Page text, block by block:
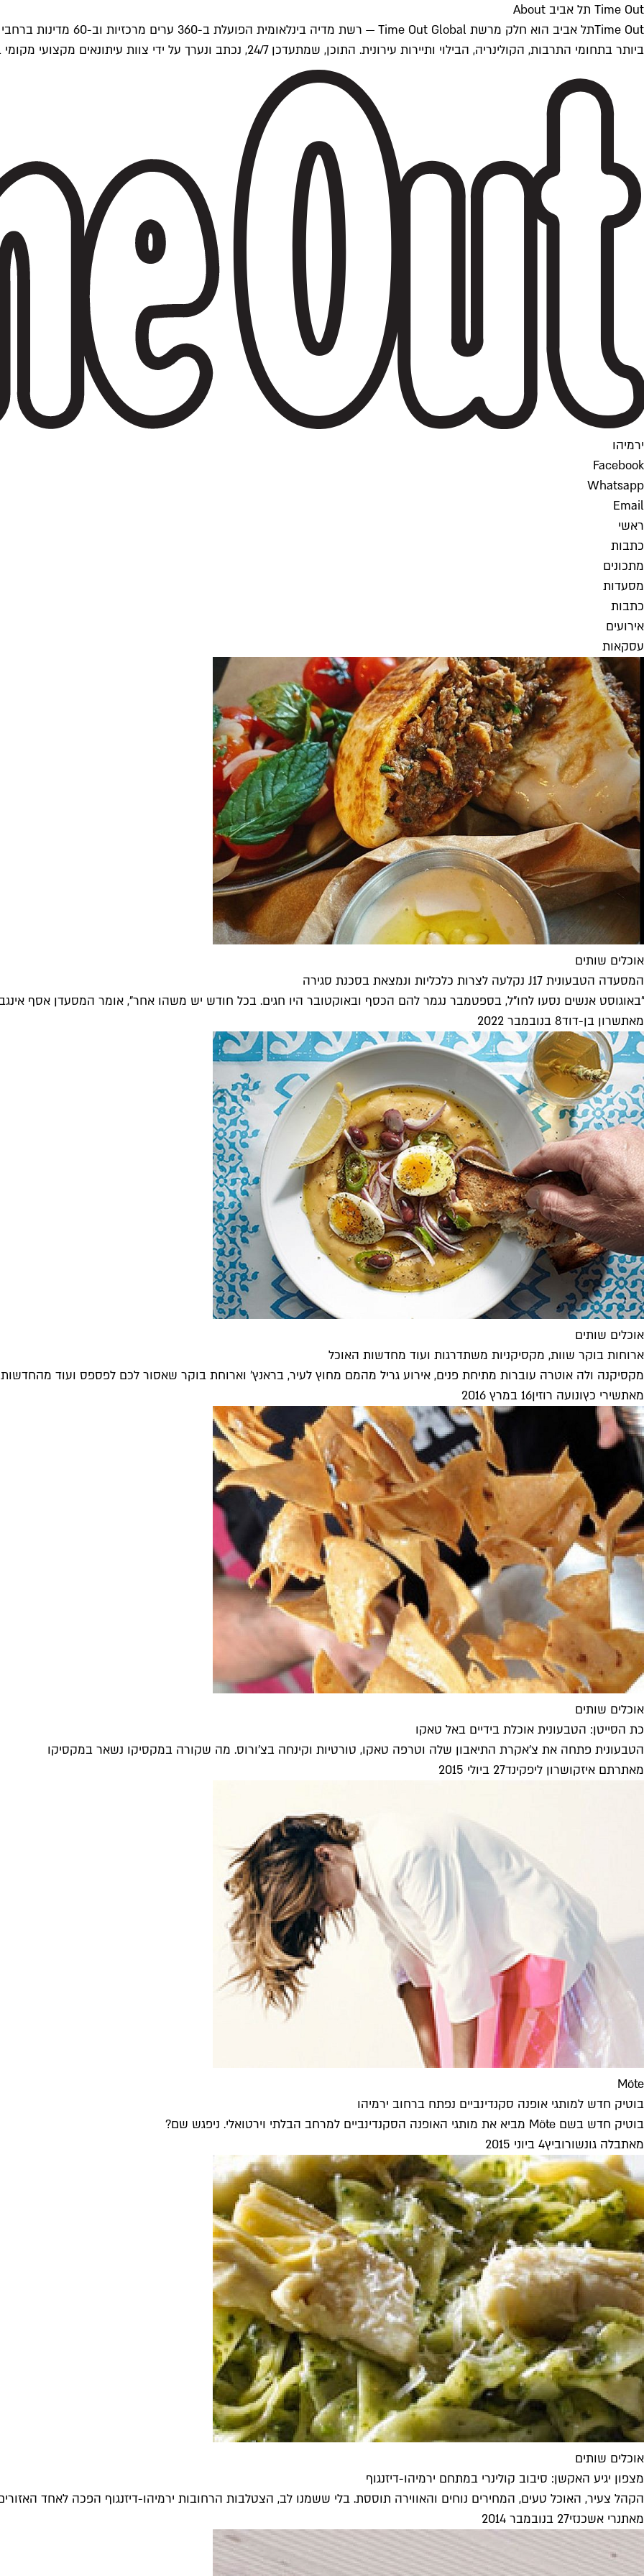
Time Out תל אביב About
ביותר בתחומי התרבות, הקולינריה, הבילוי ותיירות עירונית. התוכן, שמתעדכן 24/7, נכתב ונערך על ידי צוות עיתונאים מקצועי מקומי בישראל, בהתאם לסטנדרטים של Time Out העולמית.
ירמיהו
Facebook
Whatsapp
Email
ראשי
כתבות
מתכונים
מסעדות
כתבות
אירועים
עסקאות
אוכלים שותים
המסעדה הטבעונית J17 נקלעה לצרות כלכליות ונמצאת בסכנת סגירה
"באוגוסט אנשים נסעו לחו"ל, בספטמבר נגמר להם הכסף ובאוקטובר היו חגים. בכל חודש יש משהו אחר", אומר המסעדן אסף
מאתשרון בן-דוד8 בנובמבר 2022
אוכלים שותים
ארוחות בוקר שוות, מקסיקניות משתדרגות ועוד מחדשות האוכל
מקסיקנה ולה אוטרה עוברות מתיחת פנים, אירוע גריל מהמם מחוץ לעיר, בראנץ' וארוחת בוקר שאסור לכם לפספס ועוד
מאתשירי כץונועה רוזין16 במרץ 2016
אוכלים שותים
כת הסייטן: הטבעונית אוכלת בידיים באל טאקו
הטבעונית פתחה את צ'אקרת התיאבון שלה וטרפה טאקו, טורטיות וקינחה בצ'ורוס. מה שקורה במקסיקו נשאר במקסיקו
מאתרתם איזקושרון ליפקינד27 ביולי 2015
Möte
בוטיק חדש למותגי אופנה סקנדינביים נפתח ברחוב ירמיהו
בוטיק חדש בשם Möte מביא את מותגי האופנה הסקנדינביים למרחב הבלתי וירטואלי. ניפגש שם?
מאתבלה גונשורוביץ4 ביוני 2015
אוכלים שותים
מצפון יגיע האקשן: סיבוב קולינרי במתחם ירמיהו-דיזנגוף
הקהל צעיר, האוכל טעים, המחירים נוחים והאווירה תוססת. בלי ששמנו לב, הצטלבות הרחובות ירמיהו-דיזנגוף הפכה לאחד האזורים
מאתנרי אשכנזי27 בנובמבר 2014